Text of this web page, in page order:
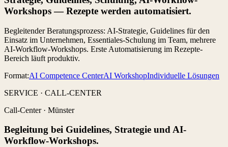
Workshops — Rezepte werden automatisiert.
Begleitender Beratungsprozess: AI-Strategie, Guidelines für den
Einsatz im Unternehmen, Essentiales-Schulung im Team, mehrere
AI-Workflow-Workshops. Erste Automatisierung im Rezepte-
Bereich läuft produktiv.
Format:AI Competence CenterAI WorkshopIndividuelle Lösungen
SERVICE · CALL-CENTER
Call-Center· Münster
Begleitung bei Guidelines, Strategie und AI-
Workflow-Workshops.